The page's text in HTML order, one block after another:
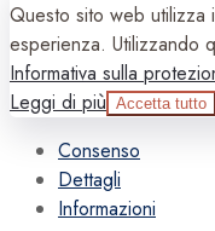
Questo sito web utilizza
esperienza. Utilizzando
Informativa sulla
Leggi di più Accetta tutto
Consenso
Dettagli
Informazioni